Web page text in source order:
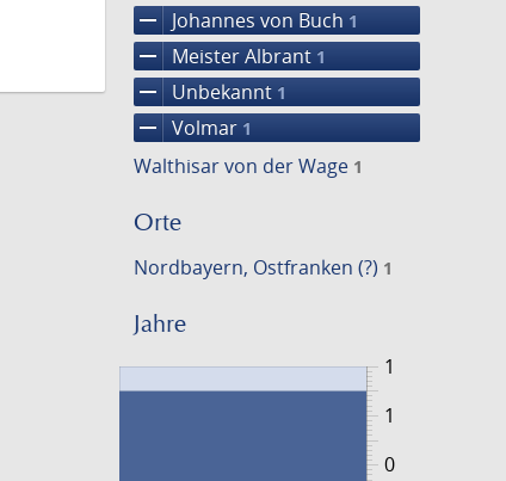
remove Johannes von Buch 1
remove Meister Albrant 1
remove Unbekannt 1
remove Volmar 1
Walthisar von der Wage 1
Orte
Nordbayern, Ostfranken (?) 1
Jahre
1
0
1